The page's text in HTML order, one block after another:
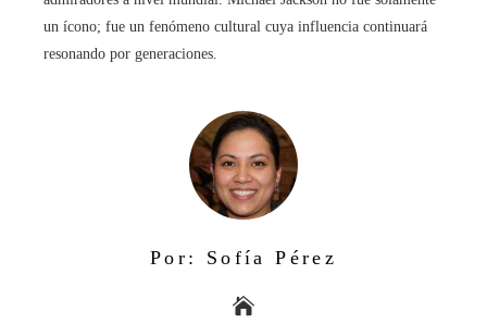
un ícono; fue un fenómeno cultural cuya influencia continuará
resonando por generaciones.
Por: Sofía Pérez